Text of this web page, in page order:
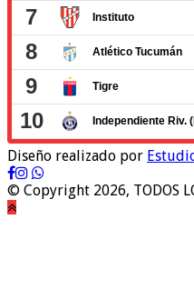
Diseño realizado por
© Copyright 2026, TODOS